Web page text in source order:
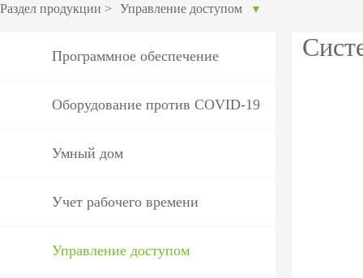
IP видеокамеры
POS
Раздел продукции > Управление доступом ▼
Программное обеспечение
Оборудование против COVID-19
Умный дом
Учет рабочего времени
Управление доступом